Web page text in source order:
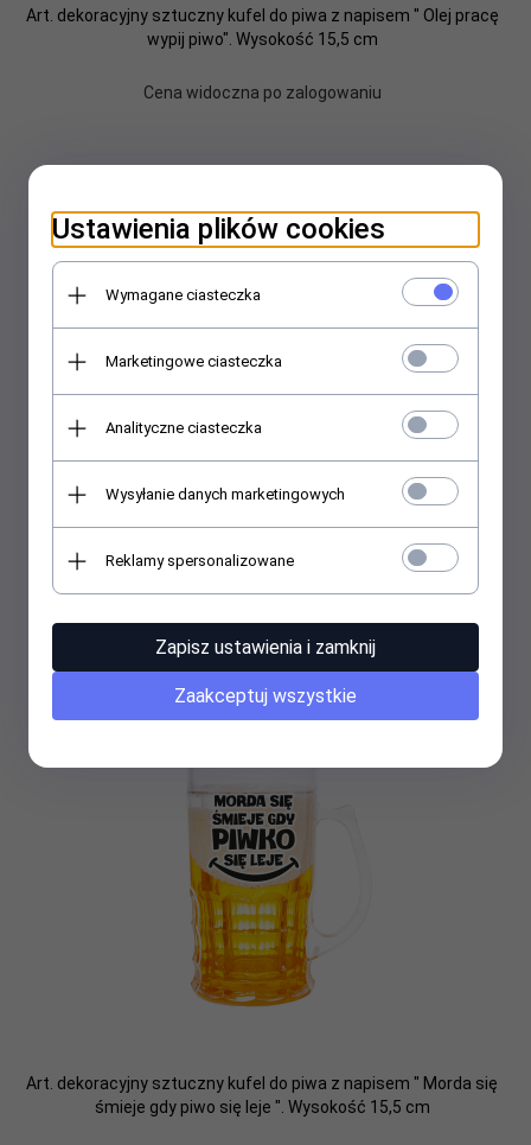
Art. dekoracyjny sztuczny kufel do piwa z napisem " Olej pracę
wypij piwo". Wysokość 15,5 cm
Cena widoczna po zalogowaniu
Art. dekoracyjny sztuczny kufel do piwa z napisem " Król
melanżu ". Wysokość 15,5 cm
Cena widoczna po zalogowaniu
Art. dekoracyjny sztuczny kufel do piwa z napisem " Morda się
śmieje gdy piwo się leje ". Wysokość 15,5 cm
Ustawienia plików cookies
Wymagane ciasteczka
Marketingowe ciasteczka
Analityczne ciasteczka
Wysyłanie danych marketingowych
Reklamy spersonalizowane
Zapisz ustawienia i zamknij
Zaakceptuj wszystkie